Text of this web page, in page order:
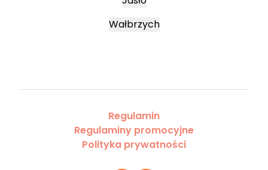
Wałbrzych
Regulamin
Regulaminy promocyjne
Polityka prywatności